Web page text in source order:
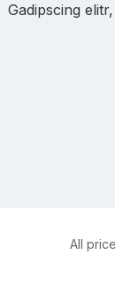
Gadipscing
All